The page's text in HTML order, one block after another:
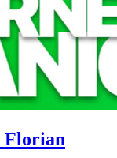
Florian